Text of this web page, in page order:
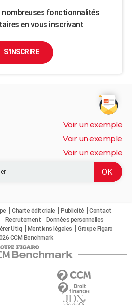
nombreuses fonctionnalités
en vous inscrivant
S'INSCRIRE
Voir un exemple
Voir un exemple
Voir un exemple
Charte éditoriale Publicité
Contact
Recrutement
Données personnelles
Utiq Mentions légales
Groupe Figaro
CCM Benchmark